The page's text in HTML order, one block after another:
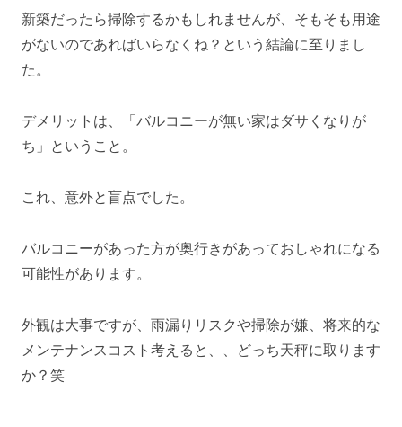
新築だったら掃除するかもしれませんが、そもそも用途
がないのであればいらなくね？という結論に至りまし
た。
デメリットは、「バルコニーが無い家はダサくなりが
ち」ということ。
これ、意外と盲点でした。
バルコニーがあった方が奥行きがあっておしゃれになる
可能性があります。
外観は大事ですが、雨漏りリスクや掃除が嫌、将来的な
メンテナンスコスト考えると、、どっち天秤に取ります
か？笑